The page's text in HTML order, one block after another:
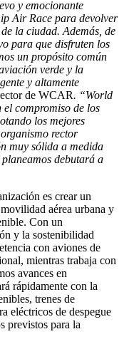
y emocionante
Air Race para devolver
la ciudad. Además de
para que disfruten los
un propósito común
verde y la
y altamente
de WCAR. “World
compromiso de los
los mejores
rector
muy sólida a medida
debutará a
es crear un
aérea urbana y
Con un
y la sostenibilidad
con aviones de
mientras trabaja con
avances en
rápidamente con la
trenes de
eléctricos de despegue
previstos para la